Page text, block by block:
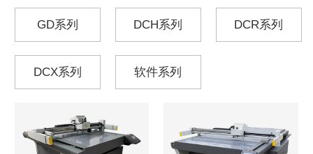
GD系列 DCH系列 DCR系列
DCX系列 软件系列